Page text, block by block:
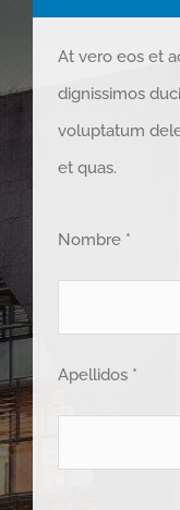
At vero eos et
dignissimos
voluptatum
et quas.
Nombre *
Apellidos *